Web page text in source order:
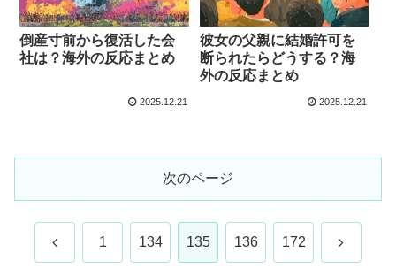
倒産寸前から復活した会
社は？海外の反応まとめ
2025.12.21
彼女の父親に結婚許可を
断られたらどうする？海
外の反応まとめ
2025.12.21
次のページ
前 1 134 135 136 172 次